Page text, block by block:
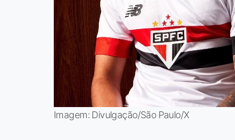
Imagem: Divulgação/São Paulo/X